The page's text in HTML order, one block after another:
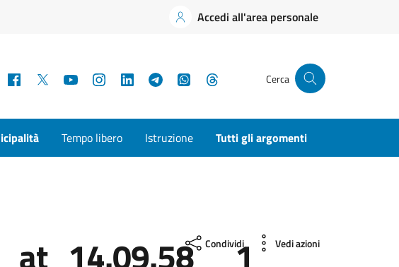
Accedi all'area personale
Facebook YouTubeInstagramLinkedInTelegramWhatsApp Cerca
Tempo libero Istruzione Tutti gli argomenti
Condividi Vedi azioni